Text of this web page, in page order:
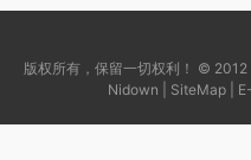
版权所有，保留一切权利！ © 2012
Nidown
SiteMap |